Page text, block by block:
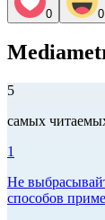
0 0
5
самых
1
Не
способов